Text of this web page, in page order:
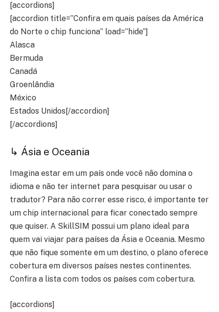
[accordions]
[accordion title=”Confira em quais países da América
do Norte o chip funciona” load=”hide”]
Alasca
Bermuda
Canadá
Groenlândia
México
Estados Unidos[/accordion]
[/accordions]
↳ Ásia e Oceania
Imagina estar em um país onde você não domina o
idioma e não ter internet para pesquisar ou usar o
tradutor? Para não correr esse risco, é importante ter
um chip internacional para ficar conectado sempre
que quiser. A SkillSIM possui um plano ideal para
quem vai viajar para países da Ásia e Oceania. Mesmo
que não fique somente em um destino, o plano oferece
cobertura em diversos países nestes continentes.
Confira a lista com todos os países com cobertura.
[accordions]